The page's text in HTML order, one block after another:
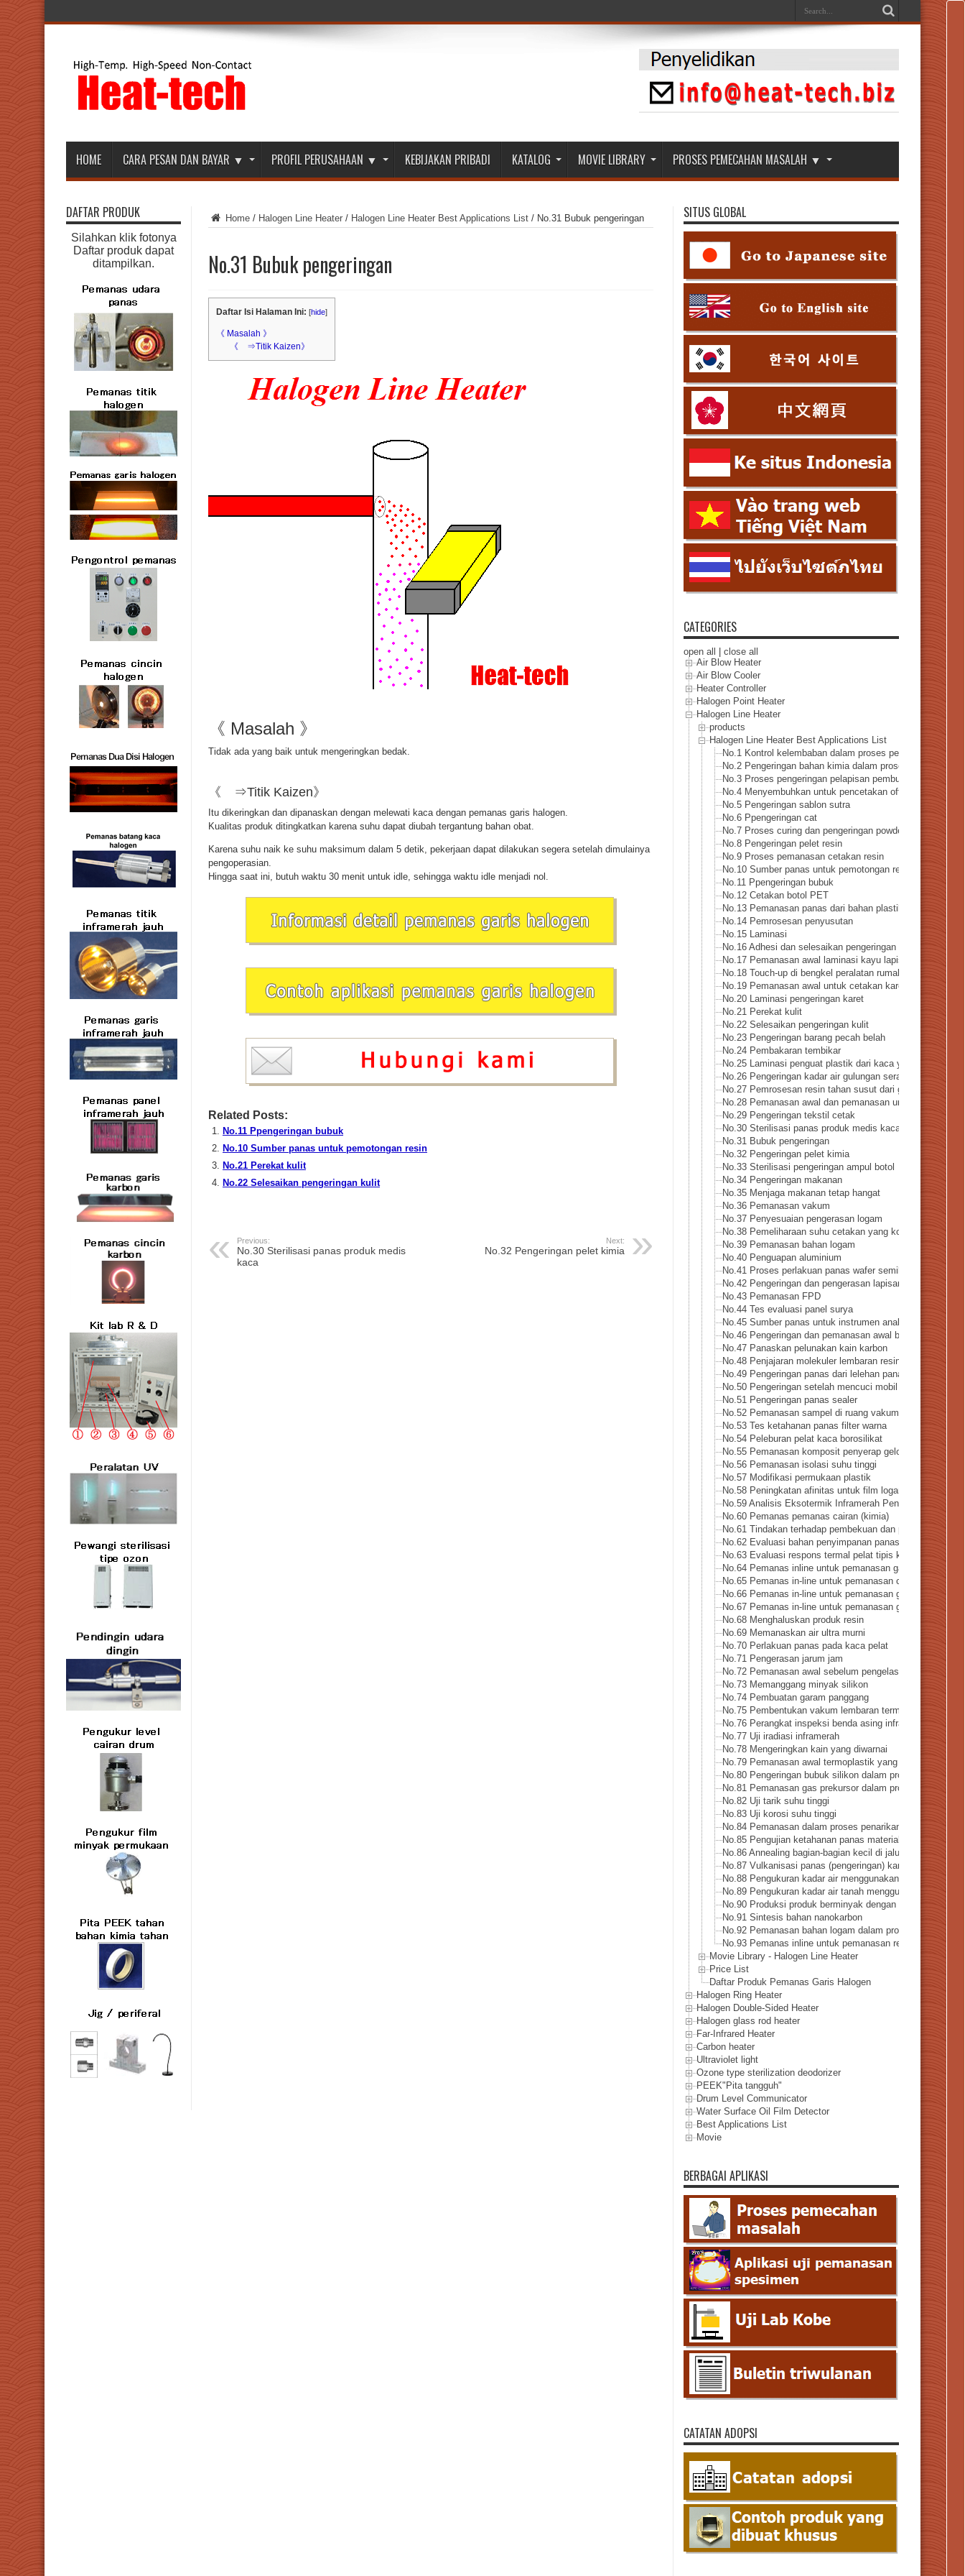
HOME CARA PESAN DAN BAYAR ▼ PROFIL PERUSAHAAN ▼ KEBIJAKAN PRIBADI KATALOG MOVIE LIBRARY PROSES PEMECAHAN MASALAH ▼
Home / Halogen Line Heater / Halogen Line Heater Best Applications List / No.31 Bubuk pengeringan
No.31 Bubuk pengeringan
Daftar Isi Halaman Ini: [hide]
《 Masalah 》
《 ⇒Titik Kaizen》
《 Masalah 》
Tidak ada yang baik untuk mengeringkan bedak.
《 ⇒Titik Kaizen》
Itu dikeringkan dan dipanaskan dengan melewati kaca dengan pemanas garis halogen.
Kualitas produk ditingkatkan karena suhu dapat diubah tergantung bahan obat.
Karena suhu naik ke suhu maksimum dalam 5 detik, pekerjaan dapat dilakukan segera setelah dimulainya
pengoperasian.
Hingga saat ini, butuh waktu 30 menit untuk idle, sehingga waktu idle menjadi nol.
Related Posts:
No.11 Ppengeringan bubuk
No.10 Sumber panas untuk pemotongan resin
No.21 Perekat kulit
No.22 Selesaikan pengeringan kulit
Previous:
No.30 Sterilisasi panas produk medis
kaca
Next:
No.32 Pengeringan pelet kimia
DAFTAR PRODUK
Silahkan klik fotonya
Daftar produk dapat
ditampilkan.
SITUS GLOBAL
CATEGORIES
open all
close all
Air Blow Heater
Air Blow Cooler
Heater Controller
Halogen Point Heater
Halogen Line Heater
products
Halogen Line Heater Best Applications List
No.1 Kontrol kelembaban dalam proses pembuatan kertas
No.2 Pengeringan bahan kimia dalam proses pembuatan
No.3 Proses pengeringan pelapisan pembuatan kertas
No.4 Menyembuhkan untuk pencetakan offset dan gravure
No.5 Pengeringan sablon sutra
No.6 Ppengeringan cat
No.7 Proses curing dan pengeringan powder coating
No.8 Pengeringan pelet resin
No.9 Proses pemanasan cetakan resin
No.10 Sumber panas untuk pemotongan resin
No.11 Ppengeringan bubuk
No.12 Cetakan botol PET
No.13 Pemanasan panas dari bahan plastik
No.14 Pemrosesan penyusutan
No.15 Laminasi
No.16 Adhesi dan selesaikan pengeringan kayu lapis
No.17 Pemanasan awal laminasi kayu lapis
No.18 Touch-up di bengkel peralatan rumah tangga
No.19 Pemanasan awal untuk cetakan karet
No.20 Laminasi pengeringan karet
No.21 Perekat kulit
No.22 Selesaikan pengeringan kulit
No.23 Pengeringan barang pecah belah
No.24 Pembakaran tembikar
No.25 Laminasi penguat plastik dari kaca yang dikeraskan
No.26 Pengeringan kadar air gulungan serat
No.27 Pemrosesan resin tahan susut dari gulungan serat
No.28 Pemanasan awal dan pemanasan untuk
No.29 Pengeringan tekstil cetak
No.30 Sterilisasi panas produk medis kaca
No.31 Bubuk pengeringan
No.32 Pengeringan pelet kimia
No.33 Sterilisasi pengeringan ampul botol
No.34 Pengeringan makanan
No.35 Menjaga makanan tetap hangat
No.36 Pemanasan vakum
No.37 Penyesuaian pengerasan logam
No.38 Pemeliharaan suhu cetakan yang konstan
No.39 Pemanasan bahan logam
No.40 Penguapan aluminium
No.41 Proses perlakuan panas wafer semikonduktor
No.42 Pengeringan dan pengerasan lapisan kawat
No.43 Pemanasan FPD
No.44 Tes evaluasi panel surya
No.45 Sumber panas untuk instrumen analitis
No.46 Pengeringan dan pemanasan awal bubuk logam
No.47 Panaskan pelunakan kain karbon
No.48 Penjajaran molekuler lembaran resin
No.49 Pengeringan panas dari lelehan panas
No.50 Pengeringan setelah mencuci mobil
No.51 Pengeringan panas sealer
No.52 Pemanasan sampel di ruang vakum
No.53 Tes ketahanan panas filter warna
No.54 Peleburan pelat kaca borosilikat
No.55 Pemanasan komposit penyerap gelombang mikro
No.56 Pemanasan isolasi suhu tinggi
No.57 Modifikasi permukaan plastik
No.58 Peningkatan afinitas untuk film logam tipis
No.59 Analisis Eksotermik Inframerah Penguncian –
No.60 Pemanas pemanas cairan (kimia)
No.61 Tindakan terhadap pembekuan dan pembentukan
No.62 Evaluasi bahan penyimpanan panas logam
No.63 Evaluasi respons termal pelat tipis keramik
No.64 Pemanas inline untuk pemanasan gas amonia
No.65 Pemanas in-line untuk pemanasan cair amonia
No.66 Pemanas in-line untuk pemanasan gas hidrogen
No.67 Pemanas in-line untuk pemanasan gas bertekanan
No.68 Menghaluskan produk resin
No.69 Memanaskan air ultra murni
No.70 Perlakuan panas pada kaca pelat
No.71 Pengerasan jarum jam
No.72 Pemanasan awal sebelum pengelasan
No.73 Memanggang minyak silikon
No.74 Pembuatan garam panggang
No.75 Pembentukan vakum lembaran termoplastik
No.76 Perangkat inspeksi benda asing inframerah
No.77 Uji iradiasi inframerah
No.78 Mengeringkan kain yang diwarnai
No.79 Pemanasan awal termoplastik yang diperkuat
No.80 Pengeringan bubuk silikon dalam proses daur
No.81 Pemanasan gas prekursor dalam proses
No.82 Uji tarik suhu tinggi
No.83 Uji korosi suhu tinggi
No.84 Pemanasan dalam proses penarikan kawat
No.85 Pengujian ketahanan panas material di industri luar
No.86 Annealing bagian-bagian kecil di jalur produksi
No.87 Vulkanisasi panas (pengeringan) karet silikon
No.88 Pengukuran kadar air menggunakan sinar infra
No.89 Pengukuran kadar air tanah menggunakan
No.90 Produksi produk berminyak dengan pirolisis cepat
No.91 Sintesis bahan nanokarbon
No.92 Pemanasan bahan logam dalam proses powder
No.93 Pemanas inline untuk pemanasan reaksi metanasi
Movie Library - Halogen Line Heater
Price List
Daftar Produk Pemanas Garis Halogen
Halogen Ring Heater
Halogen Double-Sided Heater
Halogen glass rod heater
Far-Infrared Heater
Carbon heater
Ultraviolet light
Ozone type sterilization deodorizer
PEEK"Pita tangguh"
Drum Level Communicator
Water Surface Oil Film Detector
Best Applications List
Movie
BERBAGAI APLIKASI
CATATAN ADOPSI